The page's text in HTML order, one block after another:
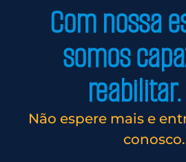
Com nossa
somos
Não espere mais e
conosco.